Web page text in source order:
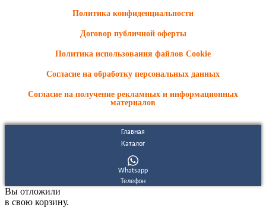
Политика конфиденциальности
Договор публичной оферты
Политика использования файлов Cookie
Согласие на обработку персональных данных
Согласие на получение рекламных и информационных
материалов
Главная
Каталог
Whatsapp
Телефон
Вы отложили
в свою корзину.